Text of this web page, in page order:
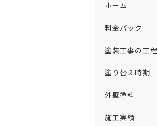
ホーム
料金パック
塗装工事の工程
塗り替え時期
外壁塗料
施工実績